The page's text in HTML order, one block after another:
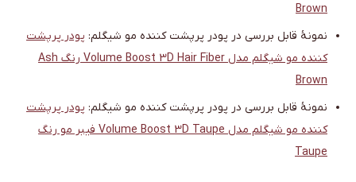
Brown
نمونهٔ قابل بررسی در پودر پرپشت کننده مو شیگلم: پودر پرپشت
کننده مو شیگلم مدل Volume Boost 3D Hair Fiber رنگ Ash
Brown
نمونهٔ قابل بررسی در پودر پرپشت کننده مو شیگلم: پودر پرپشت
کننده مو شیگلم مدل Volume Boost 3D Taupe فیبر مو رنگ
Taupe